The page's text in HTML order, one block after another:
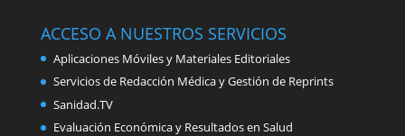
ACCESO A NUESTROS SERVICIOS
Aplicaciones Móviles y Materiales Editoriales
Servicios de Redacción Médica y Gestión de Reprints
Sanidad.TV
Evaluación Económica y Resultados en Salud